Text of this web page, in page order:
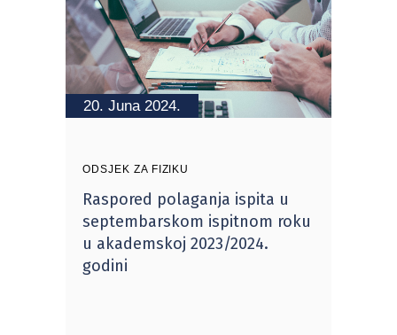
20. Juna 2024.
ODSJEK ZA FIZIKU
Raspored polaganja ispita u
septembarskom ispitnom roku
u akademskoj 2023/2024.
godini